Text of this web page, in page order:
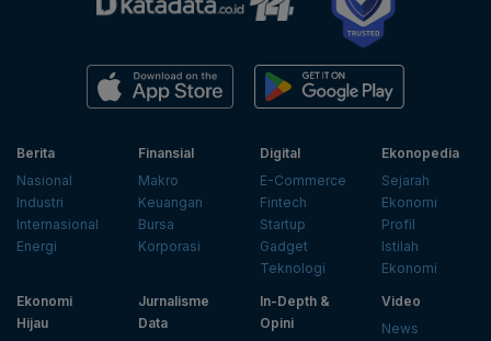
Berita
Nasional
Industri
Internasional
Energi
Finansial
Makro
Keuangan
Bursa
Korporasi
Digital
E-Commerce
Fintech
Startup
Gadget
Teknologi
Ekonopedia
Sejarah
Ekonomi
Profil
Istilah
Ekonomi
Ekonomi
Hijau
Jurnalisme
Data
In-Depth &
Opini
Video
News